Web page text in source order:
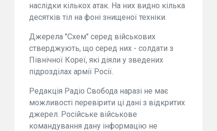
наслідки кількох атак. На них видно кілька
десятків тіл на фоні знищеної техніки.
Джерела "Схем" серед військових
стверджують, що серед них - солдати з
Північної Кореї, які діяли у зведених
підрозділах армії Росії.
Редакція Радіо Свобода наразі не має
можливості перевірити ці дані з відкритих
джерел. Російське військове
командування дану інформацію не